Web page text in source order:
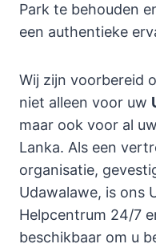
Park te behouden
een authentieke
Wij zijn voorbereid
niet alleen voor uw
maar ook voor al
Lanka. Als een
organisatie,
Udawalawe, is ons
Helpcentrum 24/7
beschikbaar om u